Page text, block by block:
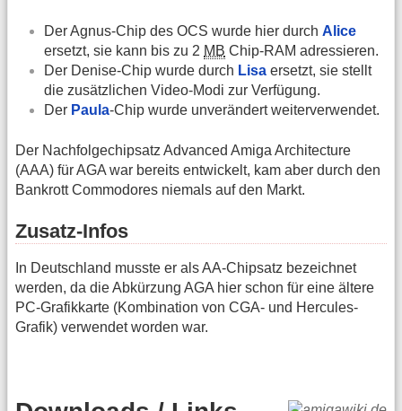
Der Agnus-Chip des OCS wurde hier durch Alice
ersetzt, sie kann bis zu 2 MB Chip-RAM adressieren.
Der Denise-Chip wurde durch Lisa ersetzt, sie stellt
die zusätzlichen Video-Modi zur Verfügung.
Der Paula-Chip wurde unverändert weiterverwendet.
Der Nachfolgechipsatz Advanced Amiga Architecture
(AAA) für AGA war bereits entwickelt, kam aber durch den
Bankrott Commodores niemals auf den Markt.
Zusatz-Infos
In Deutschland musste er als AA-Chipsatz bezeichnet
werden, da die Abkürzung AGA hier schon für eine ältere
PC-Grafikkarte (Kombination von CGA- und Hercules-
Grafik) verwendet worden war.